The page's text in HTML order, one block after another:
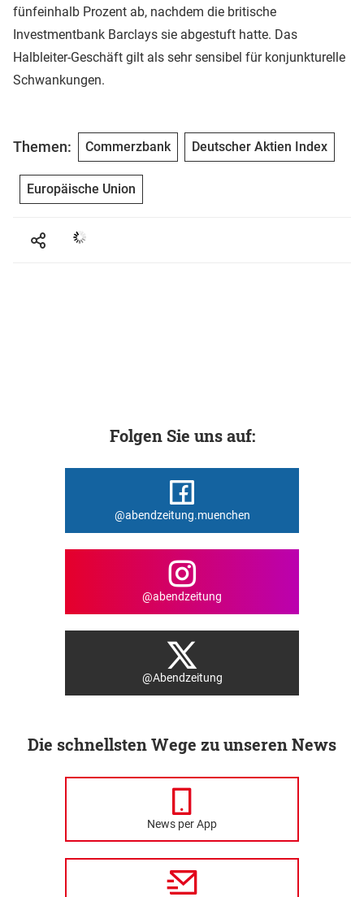
fünfeinhalb Prozent ab, nachdem die britische
Investmentbank Barclays sie abgestuft hatte. Das
Halbleiter-Geschäft gilt als sehr sensibel für konjunkturelle
Schwankungen.
Themen: Commerzbank Deutscher Aktien Index
Europäische Union
Folgen Sie uns auf:
@abendzeitung.muenchen
@abendzeitung
@Abendzeitung
Die schnellsten Wege zu unseren News
News per App